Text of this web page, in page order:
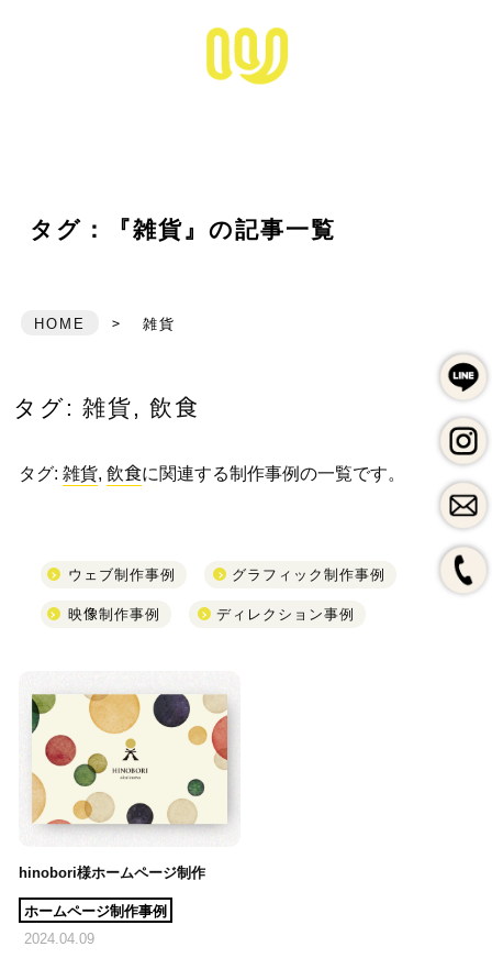
タグ：『雑貨』の記事一覧
ワキザシについて
WORKS
写真撮影サービス
FREE NOTE
メールフォーム
私たちのブランディング
HPづくり、その前に
保守・運用料金表
SEOとMEO（初心者向け）
一般事業主行動計画
HOME > 雑貨
タグ: 雑貨, 飲食
タグ: 雑貨, 飲食に関連する制作事例の一覧です。
ウェブ制作事例
グラフィック制作事例
映像制作事例
ディレクション事例
hinobori様ホームページ制作
ホームページ制作事例
2024.04.09